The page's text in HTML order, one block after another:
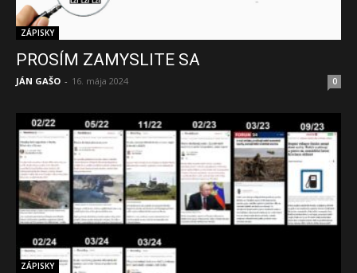
ZÁPISKY
PROSÍM ZAMYSLITE SA
JÁN GAŠO - 16. mája 2024 0
ZÁPISKY